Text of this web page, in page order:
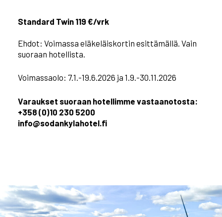
Standard Twin 119 €/vrk
Ehdot: Voimassa eläkeläiskortin esittämällä. Vain
suoraan hotellista.
Voimassaolo: 7.1.-19.6.2026 ja 1.9.-30.11.2026
Varaukset suoraan hotellimme vastaanotosta:
+358 (0)10 230 5200
info@sodankylahotel.fi